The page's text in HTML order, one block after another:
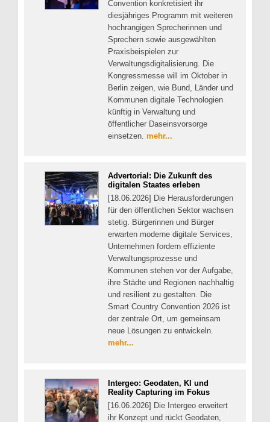
Convention konkretisiert ihr
diesjähriges Programm mit weiteren
hochrangigen Sprecherinnen und
Sprechern sowie ausgewählten
Praxisbeispielen zur
Verwaltungsdigitalisierung. Die
Kongressmesse will im Oktober in
Berlin zeigen, wie Bund, Länder und
Kommunen digitale Technologien
künftig in Verwaltung und
öffentlicher Daseinsvorsorge
einsetzen. mehr...
Advertorial: Die Zukunft des
digitalen Staates erleben
[18.06.2026] Die Herausforderungen
für den öffentlichen Sektor wachsen
stetig. Bürgerinnen und Bürger
erwarten moderne digitale Services,
Unternehmen fordern effiziente
Verwaltungsprozesse und
Kommunen stehen vor der Aufgabe,
ihre Städte und Regionen nachhaltig
und resilient zu gestalten. Die
Smart Country Convention 2026 ist
der zentrale Ort, um gemeinsam
neue Lösungen zu entwickeln.
mehr...
Intergeo: Geodaten, KI und
Reality Capturing im Fokus
[16.06.2026] Die Intergeo erweitert
ihr Konzept und rückt Geodaten,